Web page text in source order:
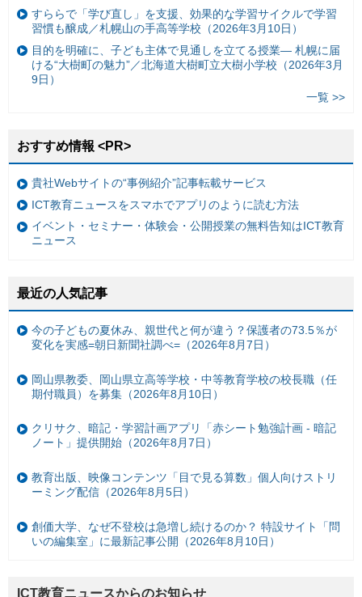
すららで「学び直し」を支援、効果的な学習サイクルで学習
習慣も醸成／札幌山の手高等学校（2026年3月10日）
目的を明確に、子ども主体で見通しを立てる授業— 札幌に届
ける“大樹町の魅力”／北海道大樹町立大樹小学校（2026年3月
9日）
一覧 >>
おすすめ情報 <PR>
貴社Webサイトの“事例紹介”記事転載サービス
ICT教育ニュースをスマホでアプリのように読む方法
イベント・セミナー・体験会・公開授業の無料告知はICT教育
ニュース
最近の人気記事
今の子どもの夏休み、親世代と何が違う？保護者の73.5％が
変化を実感=朝日新聞社調べ=（2026年8月7日）
岡山県教委、岡山県立高等学校・中等教育学校の校長職（任
期付職員）を募集（2026年8月10日）
クリサク、暗記・学習計画アプリ「赤シート勉強計画 - 暗記
ノート」提供開始（2026年8月7日）
教育出版、映像コンテンツ「目で見る算数」個人向けストリ
ーミング配信（2026年8月5日）
創価大学、なぜ不登校は急増し続けるのか？ 特設サイト「問
いの編集室」に最新記事公開（2026年8月10日）
ICT教育ニュースからのお知らせ